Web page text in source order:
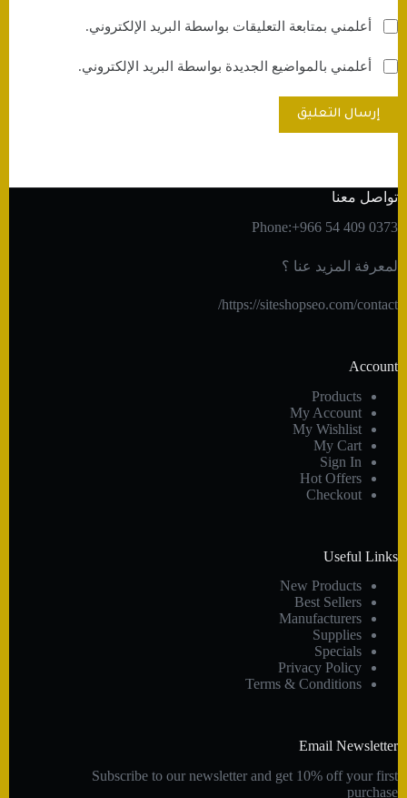
أعلمني بمتابعة التعليقات بواسطة البريد الإلكتروني.
أعلمني بالمواضيع الجديدة بواسطة البريد الإلكتروني.
إرسال التعليق
تواصل معنا
Phone:+966 54 409 0373
لمعرفة المزيد عنا ؟
https://siteshopseo.com/contact/
Account
Products
My Account
My Wishlist
My Cart
Sign In
Hot Offers
Checkout
Useful Links
New Products
Best Sellers
Manufacturers
Supplies
Specials
Privacy Policy
Terms & Conditions
Email Newsletter
Subscribe to our newsletter and get 10% off your first
purchase